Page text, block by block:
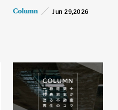
Column Jun 29,2026